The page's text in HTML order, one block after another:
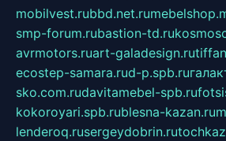
mobilvest.rubbd.net.ru
smp-forum.rubastion-td.ru
avrmotors.ruart-galadesign.ru
ecostep-samara.rud-p.spb.ru
sko.com.rudavitamebel-spb.ru
kokoroyari.spb.rublesna-kazan.ru
lenderoq.rusergeydobrin.ru